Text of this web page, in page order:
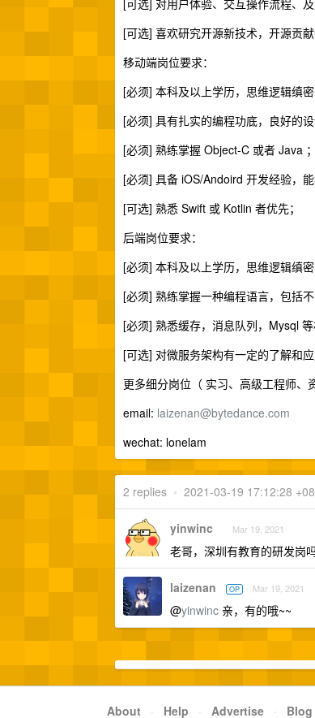
[可选] 对用户体验、交互操作流程、及
[可选] 喜欢研究开源新技术，开源贡
移动端岗位要求：
[必须] 本科及以上学历，思维逻辑缜密
[必须] 具有扎实的编程功底，良好的设
[必须] 熟练掌握 Object-C 或者 Java ；
[必须] 具备 iOS/Andoird 开发经验，
[可选] 熟悉 Swift 或 Kotlin 者优先；
后端岗位要求：
[必须] 本科及以上学历，思维逻辑缜密
[必须] 熟练掌握一种编程语言，包括
[必须] 熟悉缓存，消息队列，Mysql
[可选] 对微服务架构有一定的了解和
更多细分岗位（ 实习、高级工程师、
email: laizenan@bytedance.com
wechat: lonelam
2 replies • 2021-03-19 17:12:28
yinwinc Mar 19, 2021
老哥，深圳有教育的研发岗吗
laizenan OP Mar 19, 2021
@yinwinc 亲，有的哦~~
About · Help · Advertise · Blog